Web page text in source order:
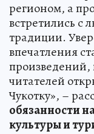
регионом, а
встретились с
традиции.
впечатления
произведений,
читателей
Чукотку», –
обязанности
культуры и